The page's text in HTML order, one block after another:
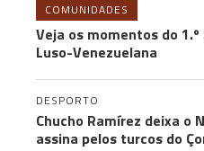
COMUNIDADES
Veja os momentos do
Luso-Venezuelana
DESPORTO
Chucho Ramírez deixa o
assina pelos turcos do